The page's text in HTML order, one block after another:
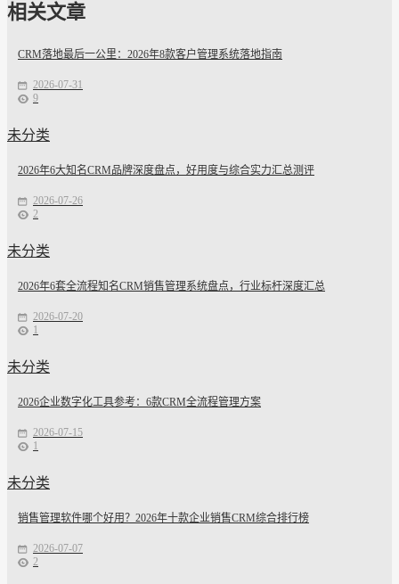
相关文章
CRM落地最后一公里：2026年8款客户管理系统落地指南
2026-07-31
9
未分类
2026年6大知名CRM品牌深度盘点，好用度与综合实力汇总测评
2026-07-26
2
未分类
2026年6套全流程知名CRM销售管理系统盘点，行业标杆深度汇总
2026-07-20
1
未分类
2026企业数字化工具参考：6款CRM全流程管理方案
2026-07-15
1
未分类
销售管理软件哪个好用？2026年十款企业销售CRM综合排行榜
2026-07-07
2